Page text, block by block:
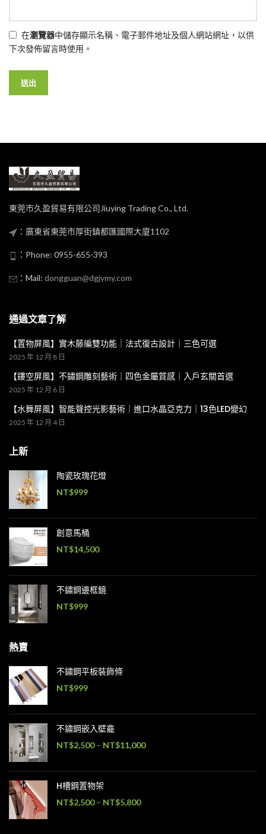
在瀏覽器中儲存顯示名稱、電子郵件地址及個人網站網址，以供
下次發佈留言時使用。
東莞市久盈貿易有限公司Jiuying Trading Co., Ltd.
：廣東省東莞市厚街鎮都匯國際大廈1102
：Phone: 0955-655-393
：Mail: dongguan@dgjymy.com
通過文章了解
【置物屏風】實木藤編雙功能｜法式復古設計｜三色可選
2025 年 12 月 8 日
【鏤空屏風】不鏽鋼雕刻藝術｜四色金屬質感｜入戶玄關首選
2025 年 12 月 6 日
【水舞屏風】智能聲控光影藝術｜進口水晶亞克力｜13色LED變幻
2025 年 12 月 4 日
上新
陶瓷玫瑰花燈
NT$999
創意馬桶
NT$14,500
不鏽鋼邊框鏡
NT$999
熱賣
不鏽鋼平板裝飾條
NT$999
不鏽鋼嵌入壁龕
NT$2,500 – NT$11,000
H槽鋼置物架
NT$2,500 – NT$5,800